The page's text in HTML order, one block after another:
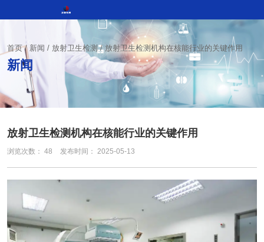
首页/ 新闻 / 放射卫生检测 /放射卫生检测机构在核能行业的关键作用
新闻
放射卫生检测机构在核能行业的关键作用
浏览次数： 48 发布时间： 2025-05-13